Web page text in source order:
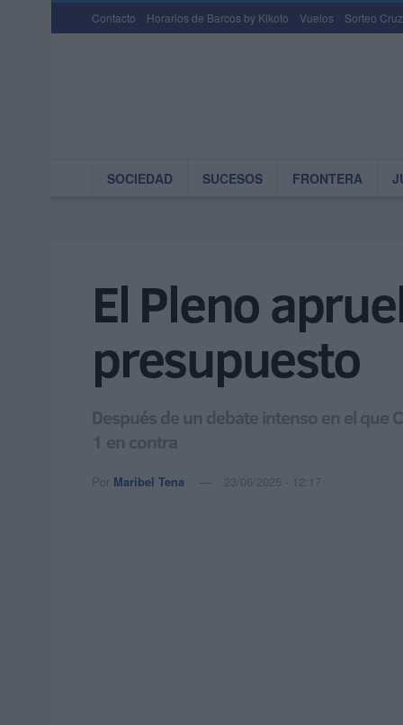
Contacto Horarios de Barcos by Kikoto Vuelos Sorteo
SOCIEDAD SUCESOS FRONTERA
El Pleno
presupuesto
Después de un debate intenso en el que
1 en contra
Por Maribel Tena 23/06/2025 - 12:17